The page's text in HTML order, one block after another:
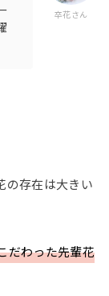
卒花さん
の存在は大きい
だわった先輩花